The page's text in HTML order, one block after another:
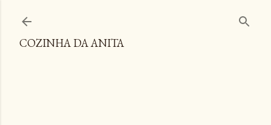
COZINHA DA ANITA